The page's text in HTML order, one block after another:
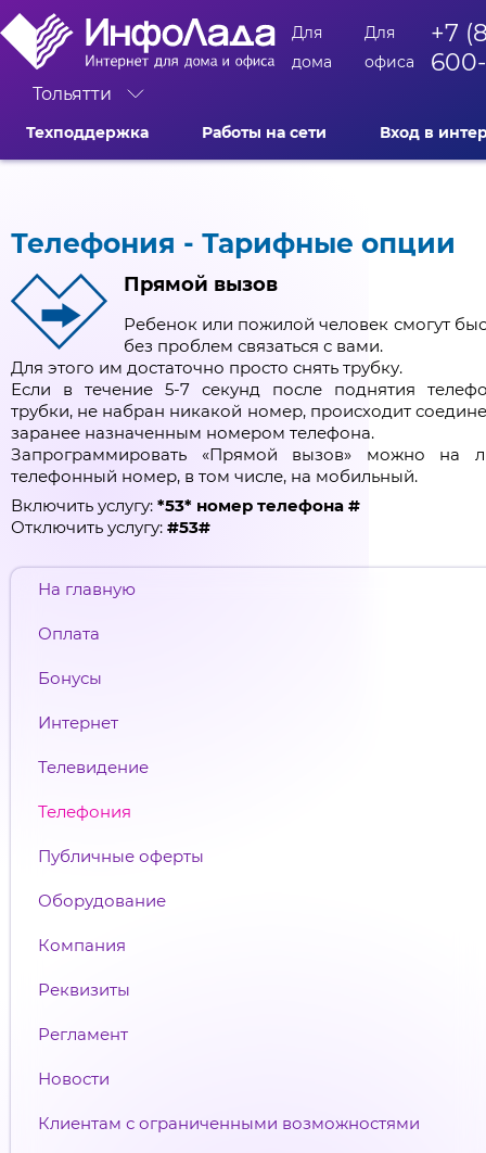
Тольятти
Для
дома
Для
офиса
+7
Техподдержка Работы на сети Вход в
На главную
Оплата
Бонусы
Интернет
Телевидение
Телефония
Публичные оферты
Оборудование
Компания
Реквизиты
Регламент
Новости
Клиентам с ограниченными возможностями
Телефония - Тарифные опции
Прямой вызов
Ребенок или пожилой человек смогут
без проблем связаться с вами.
Для этого им достаточно просто снять трубку.
Если в течение 5-7 секунд после поднятия
трубки, не набран никакой номер, происходит
заранее назначенным номером телефона.
Запрограммировать «Прямой вызов» можно на
телефонный номер, в том числе, на мобильный.
Включить услугу: *53* номер телефона #
Отключить услугу: #53#